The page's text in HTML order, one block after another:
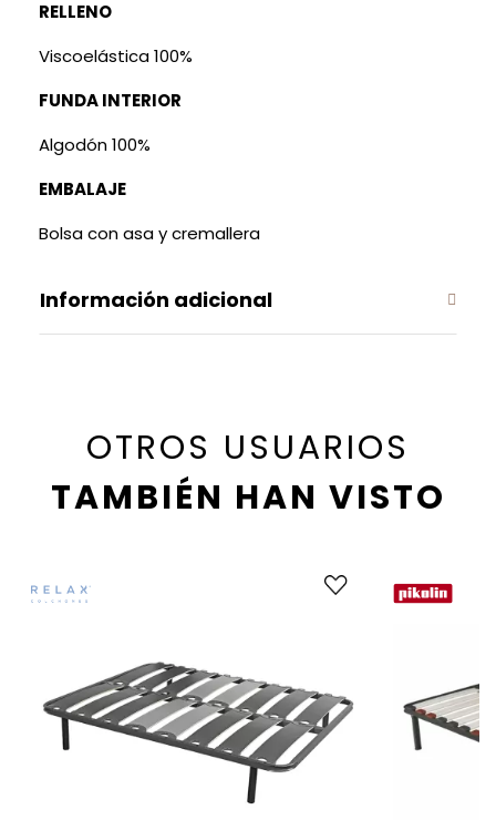
RELLENO
Viscoelástica 100%
FUNDA INTERIOR
Algodón 100%
EMBALAJE
Bolsa con asa y cremallera
Información adicional
OTROS USUARIOS
TAMBIÉN HAN VISTO